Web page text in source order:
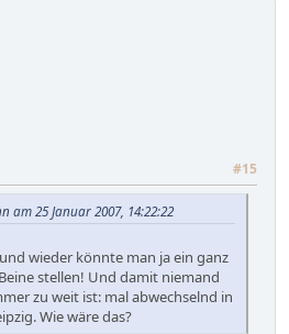
#15
am 25 Januar 2007, 14:22:22
wieder könnte man ja ein ganz
stellen! Und damit niemand
zu weit ist: mal abwechselnd in
Wie wäre das?